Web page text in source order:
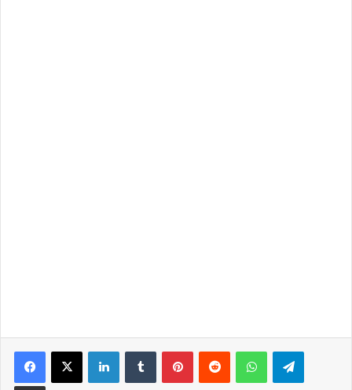
LinkedInTumblrPinterestReddit WhatsApp
Partilhar Via Email